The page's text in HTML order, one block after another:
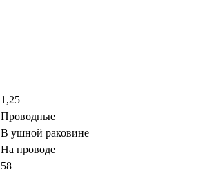
1,25
Проводные
В ушной раковине
На проводе
58